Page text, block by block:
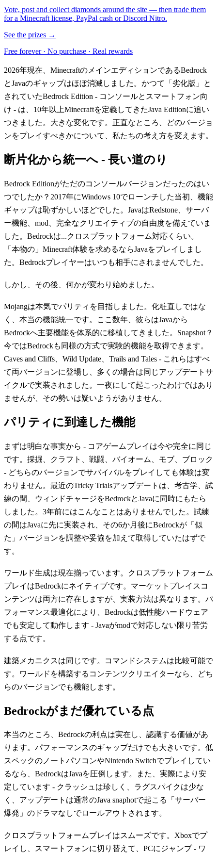
Vote, post and collect diamonds around the site — then trade them
for a Minecraft license, PayPal cash or Discord Nitro.
See the prizes →
Free forever · No purchase · Real rewards
2026年現在、MinecraftのメインエディションであるBedrock
とJavaのギャップはほぼ消滅しました。かつて「劣化版」と
されていたBedrock Edition - コンソールとスマートフォン向
け - は、10年以上Minecraftを定義してきたJava Editionに追い
つきました。大きな変化です。正直なところ、どのバージョ
ンをプレイすべきかについて、私たちの考え方を変えます。
断片化から統一へ - 長い道のり
Bedrock Editionがただのコンソールバージョンだったのはい
つでしたか？2017年にWindows 10でローンチした当初、機能
ギャップは恥ずかしいほどでした。JavaはRedstone、サーバ
ー機能、mod、完全なクリエイティブの自由度を備えていま
した。Bedrockは...クロスプラットフォーム対応くらい。
「本物の」Minecraft体験を求めるならJavaをプレイしまし
た。Bedrockプレイヤーはいつも相手にされませんでした。
しかし、その後、何かが変わり始めました。
Mojangは本気でパリティを目指しました。化粧直しではな
く、本当の機能統一です。ここ数年、彼らはJavaから
Bedrockへ主要機能を体系的に移植してきました。Snapshot？
今ではBedrockも同様の方式で実験的機能を取得できます。
Caves and Cliffs、Wild Update、Trails and Tales - これらはすべ
て両バージョンに登場し、多くの場合は同じアップデートサ
イクルで実装されました。一夜にして起こったわけではあり
ませんが、その勢いは疑いようがありません。
パリティに到達した機能
まずは明白な事実から - コアゲームプレイは今や完全に同じ
です。採掘、クラフト、戦闘、バイオーム、モブ、ブロック
- どちらのバージョンでサバイバルをプレイしても体験は変
わりません。最近のTricky Trialsアップデートは、考古学、試
練の間、ウィンドチャージをBedrockとJavaに同時にもたら
しました。3年前にはこんなことはありませんでした。試練
の間はJavaに先に実装され、その6か月後にBedrockが「似
た」バージョンを調整や妥協を加えて取得していたはずで
す。
ワールド生成は現在揃っています。クロスプラットフォーム
プレイはBedrockにネイティブです。マーケットプレイスコ
ンテンツは両方に存在しますが、実装方法は異なります。パ
フォーマンス最適化により、Bedrockは低性能ハードウェア
でも安定して動作します - Javaがmodで対応しない限り苦労
する点です。
建築メカニクスは同じです。コマンドシステムは比較可能で
す。ワールドを構築するコンテンツクリエイターなら、どち
らのバージョンでも機能します。
Bedrockがまだ優れている点
本当のところ、Bedrockの利点は実在し、認識する価値があ
ります。パフォーマンスのギャップだけでも大きいです。低
スペックのノートパソコンやNintendo Switchでプレイしてい
るなら、BedrockはJavaを圧倒します。また、実際により安
定しています - クラッシュは珍しく、ラグスパイクは少な
く、アップデートは通常のJava snaphotで起こる「サーバー
爆発」のドラマなしでロールアウトされます。
クロスプラットフォームプレイはスムーズです。Xboxでプ
レイし、スマートフォンに切り替えて、PCにジャンプ - ワ